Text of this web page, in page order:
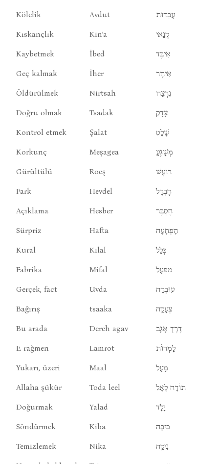
Kölelik Avdut עָבְדוּת
Kıskançlık Kin’a קְנָאי
Kaybetmek İbed אִיבֶּד
Geç kalmak İher אִיחֶר
Öldürülmek Nirtsah נִרְצַח
Doğru olmak Tsadak צָדָק
Kontrol etmek Şalat שָׁלָט
Korkunç Meşagea מְשָׁגֶעָ
Gürültülü Roeş רוֹעֶשׁ
Fark Hevdel הֶבְדֶל
Açıklama Hesber הֶסְבֶּר
Sürpriz Hafta הָפְתָעָה
Kural Kılal כְּלָל
Fabrika Mifal מִפְעָל
Gerçek, fact Uvda עוּבְדָה
Bağırış tsaaka צְעָקָה
Bu arada Dereh agav דֶרֶך אָגָב
E rağmen Lamrot לָמְרוֹת
Yukarı, üzeri Maal מָעָל
Allaha şükür Toda leel תוֹדָה לְאֶל
Doğurmak Yalad יָלָד
Söndürmek Kiba כִּיבָּה
Temizlemek Nika נִיקָה